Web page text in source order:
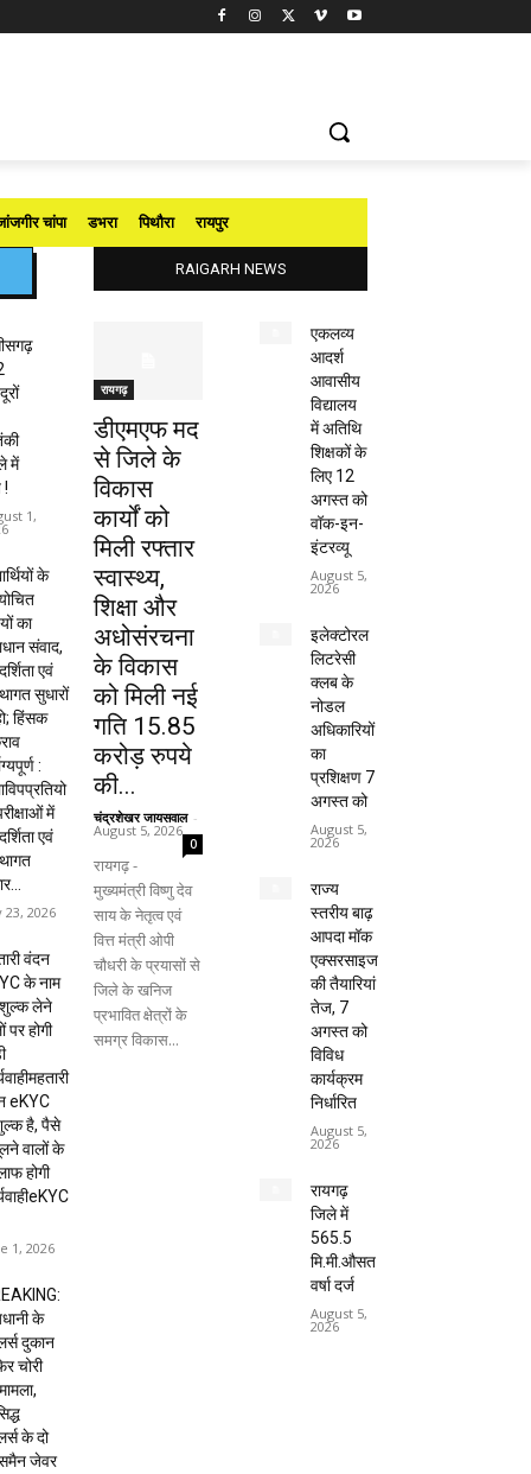
चांपा डभरा पिथौरा रायपुर
में
!
1,
के
का
संवाद,
एवं
सुधारों
हिंसक
:
में
एवं
23, 2026
वंदन
के नाम
लेने
पर होगी
eKYC
है, पैसे
वालों के
होगी
1, 2026
के
दुकान
चोरी
के दो
जेवर
RAIGARH NEWS
रायगढ़
डीएमएफ मद
से जिले के
विकास
कार्यों को
मिली रफ्तार
स्वास्थ्य,
शिक्षा और
अधोसंरचना
के विकास
को मिली नई
गति 15.85
करोड़ रुपये
की...
चंद्रशेखर जायसवाल -
August 5, 2026
0
रायगढ़ -
मुख्यमंत्री विष्णु देव
साय के नेतृत्व एवं
वित्त मंत्री ओपी
चौधरी के प्रयासों से
जिले के खनिज
प्रभावित क्षेत्रों के
समग्र विकास...
एकलव्य
आदर्श
आवासीय
विद्यालय
में अतिथि
शिक्षकों के
लिए 12
अगस्त को
वॉक-इन-
इंटरव्यू
August 5,
2026
इलेक्टोरल
लिटरेसी
क्लब के
नोडल
अधिकारियों
का
प्रशिक्षण 7
अगस्त को
August 5,
2026
राज्य
स्तरीय बाढ़
आपदा मॉक
एक्सरसाइज
की तैयारियां
तेज, 7
अगस्त को
विविध
कार्यक्रम
निर्धारित
August 5,
2026
रायगढ़
जिले में
565.5
मि.मी.औसत
वर्षा दर्ज
August 5,
2026